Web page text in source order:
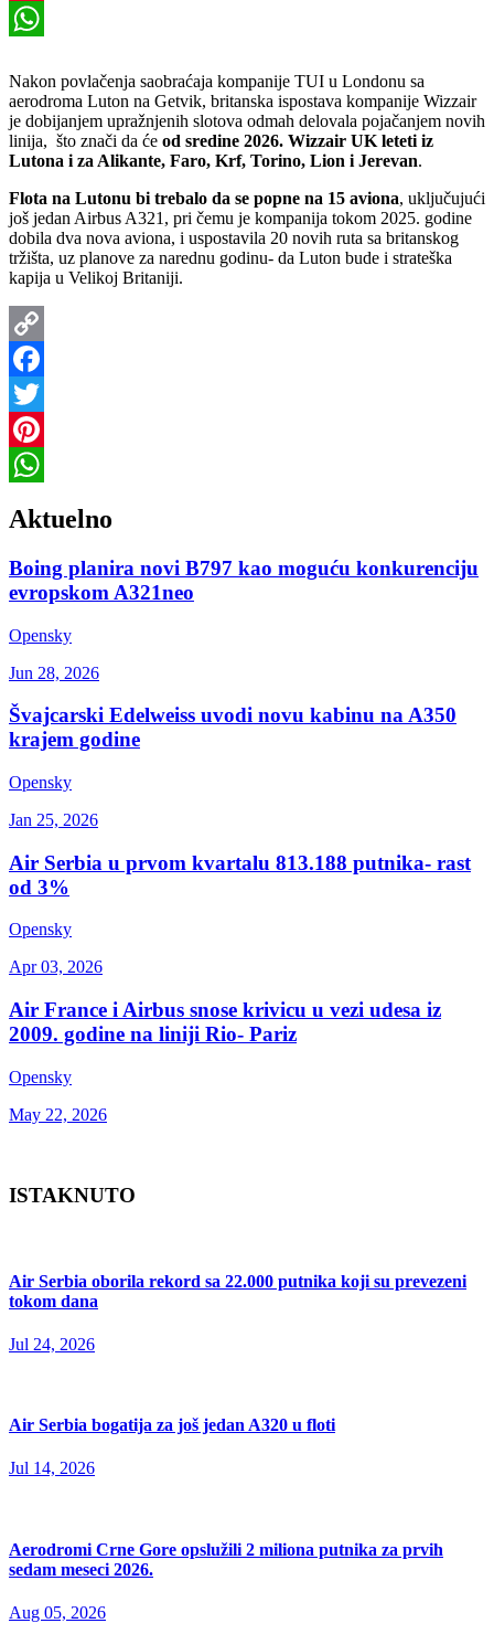
Pinterest
Nakon povlačenja saobraćaja kompanije TUI u Londonu sa
aerodroma Luton na Getvik, britanska ispostava kompanije Wizzair
je dobijanjem upražnjenih slotova odmah delovala pojačanjem novih
linija, što znači da će od sredine 2026. Wizzair UK leteti iz
Lutona i za Alikante, Faro, Krf, Torino, Lion i Jerevan.
Flota na Lutonu bi trebalo da se popne na 15 aviona, uključujući
još jedan Airbus A321, pri čemu je kompanija tokom 2025. godine
dobila dva nova aviona, i uspostavila 20 novih ruta sa britanskog
tržišta, uz planove za narednu godinu- da Luton bude i strateška
kapija u Velikoj Britaniji.
Copy
Link
Facebook
Twitter
Pinterest
Aktuelno
Boing planira novi B797 kao moguću konkurenciju
evropskom A321neo
Opensky
Jun 28, 2026
Švajcarski Edelweiss uvodi novu kabinu na A350
krajem godine
Opensky
Jan 25, 2026
Air Serbia u prvom kvartalu 813.188 putnika- rast
od 3%
Opensky
Apr 03, 2026
Air France i Airbus snose krivicu u vezi udesa iz
2009. godine na liniji Rio- Pariz
Opensky
May 22, 2026
ISTAKNUTO
Air Serbia oborila rekord sa 22.000 putnika koji su prevezeni
tokom dana
Jul 24, 2026
Air Serbia bogatija za još jedan A320 u floti
Jul 14, 2026
Aerodromi Crne Gore opslužili 2 miliona putnika za prvih
sedam meseci 2026.
Aug 05, 2026